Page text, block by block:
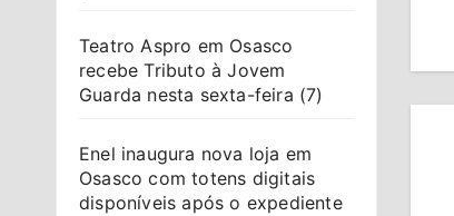
Teatro Aspro em Osasco
recebe Tributo à Jovem
Guarda nesta sexta-feira (7)
Enel inaugura nova loja em
Osasco com totens digitais
disponíveis após o expediente